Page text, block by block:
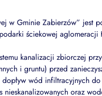
w Gminie Zabierzów” jest
ściekowej aglomeracji
kanalizacji zbiorczej
i gruntu) przed
wód infiltracyjnych
nieskanalizowanych oraz